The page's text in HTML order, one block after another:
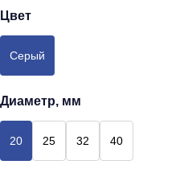
Цвет
Серый
Диаметр, мм
20 25 32 40